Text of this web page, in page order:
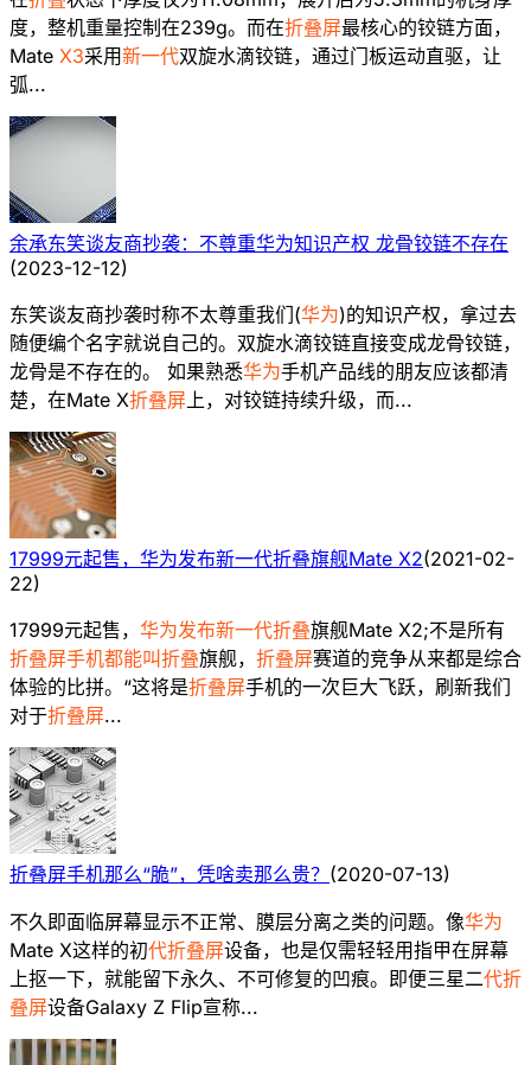
度，整机重量控制在239g。而在折叠屏最核心的铰链方面，
Mate X3采用新一代双旋水滴铰链，通过门板运动直驱，让
弧...
余承东笑谈友商抄袭：不尊重华为知识产权 龙骨铰链不存在
(2023-12-12)
东笑谈友商抄袭时称不太尊重我们(华为)的知识产权，拿过去
随便编个名字就说自己的。双旋水滴铰链直接变成龙骨铰链，
龙骨是不存在的。 如果熟悉华为手机产品线的朋友应该都清
楚，在Mate X折叠屏上，对铰链持续升级，而...
17999元起售，华为发布新一代折叠旗舰Mate X2(2021-02-
22)
17999元起售， 华为发布新一代折叠旗舰Mate X2;不是所有
折叠屏手机都能叫折叠旗舰， 折叠屏赛道的竞争从来都是综合
体验的比拼。“这将是折叠屏手机的一次巨大飞跃，刷新我们
对于折叠屏...
折叠屏手机那么“脆”，凭啥卖那么贵？ (2020-07-13)
不久即面临屏幕显示不正常、膜层分离之类的问题。像华为
Mate X这样的初代折叠屏设备，也是仅需轻轻用指甲在屏幕
上抠一下，就能留下永久、不可修复的凹痕。即便三星二代折
叠屏设备Galaxy Z Flip宣称...